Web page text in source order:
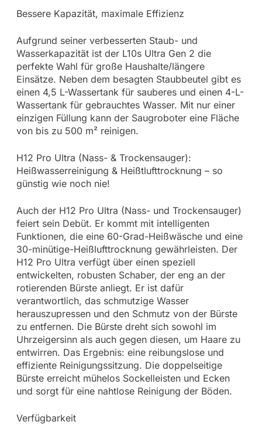
Bessere Kapazität, maximale Effizienz
Aufgrund seiner verbesserten Staub- und
Wasserkapazität ist der L10s Ultra Gen 2 die
perfekte Wahl für große Haushalte/längere
Einsätze. Neben dem besagten Staubbeutel gibt es
einen 4,5 L-Wassertank für sauberes und einen 4-L-
Wassertank für gebrauchtes Wasser. Mit nur einer
einzigen Füllung kann der Saugroboter eine Fläche
von bis zu 500 m² reinigen.
H12 Pro Ultra (Nass- & Trockensauger):
Heißwasserreinigung & Heißtlufttrocknung – so
günstig wie noch nie!
Auch der H12 Pro Ultra (Nass- und Trockensauger)
feiert sein Debüt. Er kommt mit intelligenten
Funktionen, die eine 60-Grad-Heißwäsche und eine
30-minütige-Heißlufttrocknung gewährleisten. Der
H12 Pro Ultra verfügt über einen speziell
entwickelten, robusten Schaber, der eng an der
rotierenden Bürste anliegt. Er ist dafür
verantwortlich, das schmutzige Wasser
herauszupressen und den Schmutz von der Bürste
zu entfernen. Die Bürste dreht sich sowohl im
Uhrzeigersinn als auch gegen diesen, um Haare zu
entwirren. Das Ergebnis: eine reibungslose und
effiziente Reinigungssitzung. Die doppelseitige
Bürste erreicht mühelos Sockelleisten und Ecken
und sorgt für eine nahtlose Reinigung der Böden.
Verfügbarkeit